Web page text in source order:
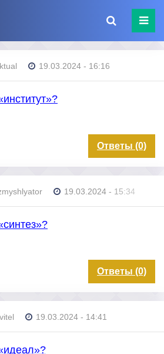
19.03.2024 - 16:16
Ответы (0)
19.03.2024 - 15:34
Ответы (0)
19.03.2024 - 14:41